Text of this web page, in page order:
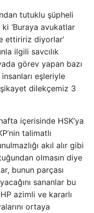
tutuklu şüpheli
‘Buraya avukatlar
ettiririz diyorlar’
ilgili savcılık
görev yapan bazı
insanları eşleriyle
dilekçemiz 3
içerisinde HSK’ya
talimatlı
akıl alır gibi
olmasın diye
bunun parçası
sananlar bu
azimli ve kararlı
ortaya